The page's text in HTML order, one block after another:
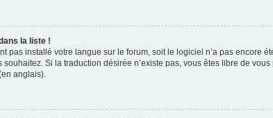
la liste !
pas installé votre langue sur le forum, soit le logiciel n’a pas encore
Si la traduction désirée n’existe pas, vous êtes libre de
anglais).